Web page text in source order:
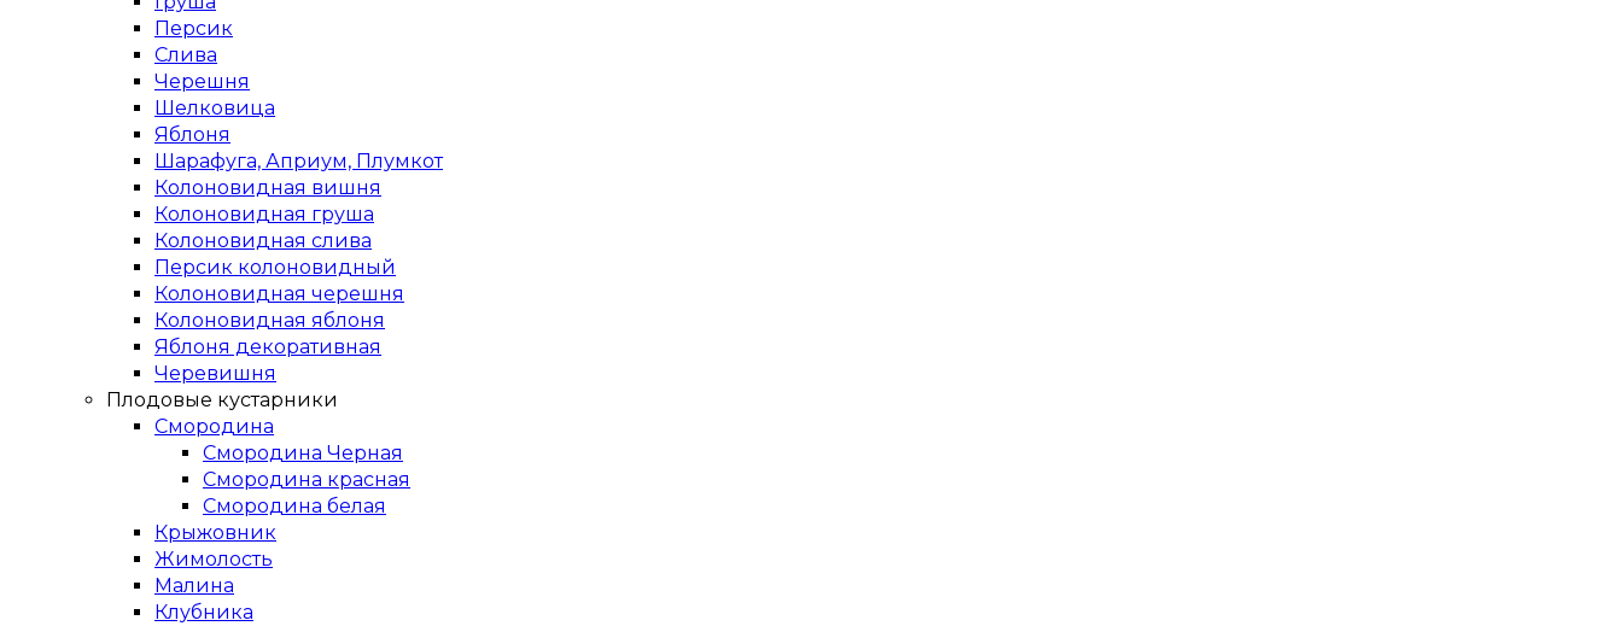
Персик
Слива
Черешня
Шелковица
Яблоня
Шарафуга, Априум, Плумкот
Колоновидная вишня
Колоновидная груша
Колоновидная слива
Персик колоновидный
Колоновидная черешня
Колоновидная яблоня
Яблоня декоративная
Черевишня
Плодовые кустарники
Смородина
Смородина Черная
Смородина красная
Смородина белая
Крыжовник
Жимолость
Малина
Клубника